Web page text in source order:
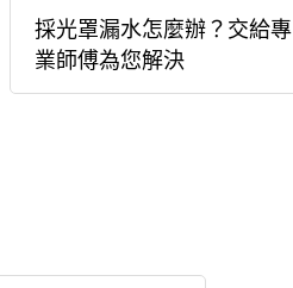
採光罩漏水怎麼辦？交給專
業師傅為您解決